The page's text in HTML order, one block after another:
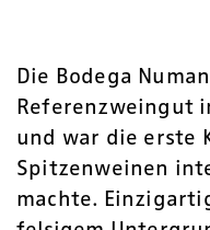
Die Bodega
Referenzweingut
und war die erste
Spitzenweinen
machte.